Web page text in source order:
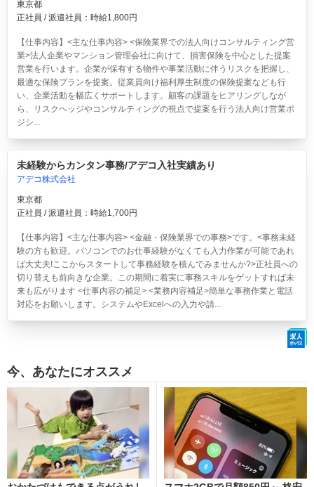
東京都
正社員 / 派遣社員：時給1,800円
【仕事内容】<主な仕事内容> <保険業界での法人向けコンサルティング営
業>法人企業やマンション管理会社に向けて、損害保険を中心とした提案
営業を行います。企業が保有する物件や事業活動に伴うリスクを把握し、
最適な保険プランを提案。従業員向け福利厚生制度の保険提案なども行
い、企業活動を幅広くサポートします。顧客の課題をヒアリングしなが
ら、リスクヘッジやコンサルティングの視点で提案を行う法人向け営業ポ
ジシ...
未経験からカンタン事務/アデコ入社実績あり
アデコ株式会社
東京都
正社員 / 派遣社員：時給1,700円
【仕事内容】<主な仕事内容> <金融・保険業界での事務>です。<事務未経
験の方も歓迎。パソコンでのお仕事経験がなくても入力作業が可能であれ
ば大丈夫!ここからスタートして事務経験を積んでみませんか?>正社員への
切り替えも前向きな企業。この期間に着実に事務スキルをゲットすれば未
来も広がります <仕事内容の補足> <業務内容補足>簡単な事務作業と電話
対応をお願いします。システムやExcelへの入力や請...
今、あなたにオススメ